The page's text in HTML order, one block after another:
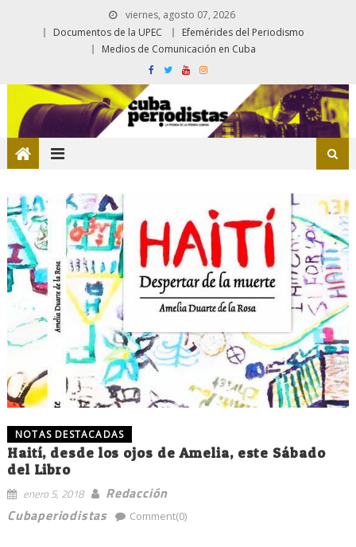
viernes, agosto 07, 2026
Documentos de la UPEC
Efemérides del Periodismo
Medios de Comunicación en Cuba
NOTAS DESTACADAS
Haití, desde los ojos de Amelia, este Sábado
del Libro
enero 5, 2018
Redacción
Cubaperiodistas
Comment(0)